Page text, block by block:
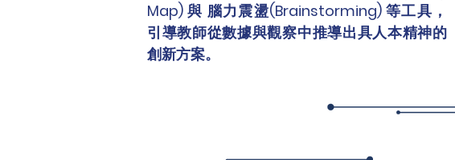
Map) 與 腦力震盪(Brainstorming) 等工具，
引導教師從數據與觀察中推導出具人本精神的
創新方案。